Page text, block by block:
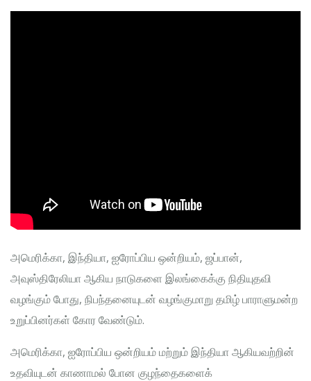
அமெரிக்கா, இந்தியா, ஐரோப்பிய ஒன்றியம், ஜப்பான்,
அவுஸ்திரேலியா ஆகிய நாடுகளை இலங்கைக்கு நிதியுதவி
வழங்கும் போது, நிபந்தனையுடன் வழங்குமாறு தமிழ் பாராளுமன்ற
உறுப்பினர்கள் கோர வேண்டும்.
அமெரிக்கா, ஐரோப்பிய ஒன்றியம் மற்றும் இந்தியா ஆகியவற்றின்
உதவியுடன் காணாமல் போன குழந்தைகளைக்